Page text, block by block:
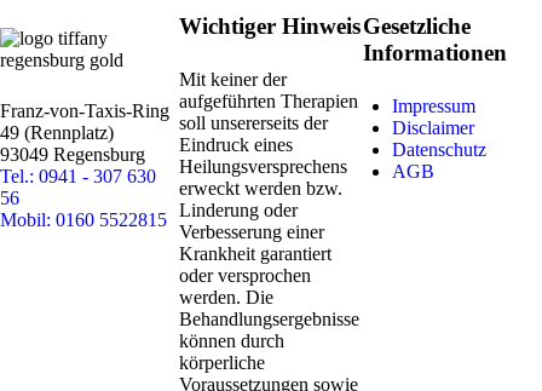
Franz-von-Taxis-Ring
49 (Rennplatz)
93049 Regensburg
Tel.: 0941 - 307 630
56
Mobil: 0160 5522815
Wichtiger Hinweis
Mit keiner der
aufgeführten Therapien
soll unsererseits der
Eindruck eines
Heilungsversprechens
erweckt werden bzw.
Linderung oder
Verbesserung einer
Krankheit garantiert
oder versprochen
werden. Die
Behandlungsergebnisse
können durch
körperliche
Voraussetzungen sowie
Gesetzliche
Informationen
Impressum
Disclaimer
Datenschutz
AGB